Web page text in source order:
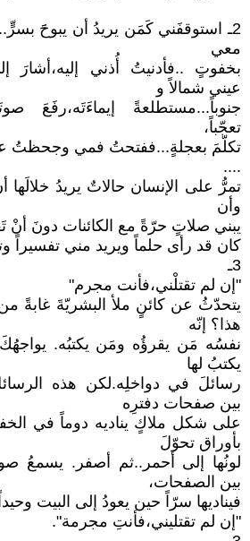
2ـ استوقفَني كَمَن يريدُ أن يبوحََ
معي
بخفوتٍ ..فأدنيتُ أُذني إليه،أشارَ
عيني شمالاً و
جنوباً...مستطلعةً إيماءَتَه،رفَعَ
تعجّباً،
تكلّمَ بعجلةٍ...ففتحتُ فمي وجحظتُ
....
تمرُّ على الإنسان حالاتٌ يريدُ خلالَها
وأن
يبني صلاتٍ حرّةً مع الكائنات دونَ أنْ
كان قد رأى حلماً ويريد مني تفسيراً
3ـ
"إن لم تقتلْني،فأنت مجرم"
يتحدّثُ عن كائنٍ ملأ البشريّةَ غابةً
هذا؟ إنّه
نفسُه مَن يقرؤُه ومَن يكتبُه.
يكتبُ لها
رسائلَ في دواخلِه.لكن هذه
بين صفحات دفترِه
على شكل ملاكٍ يناديه دوماً في
بأوراق تحوّلَ
لونُها إلى أحمر..ثم أصفر. يسمعُ
بين الصفحات،
فيناديها سرّاً حين يعودُ إلى البيت
"إن لم تقتليني،فأنتِ مجرمة".